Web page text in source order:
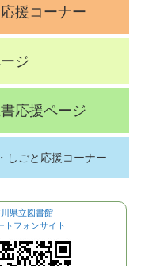
援コーナー
ジ
応援ページ
しごと応援コーナー
県立図書館
トフォンサイト